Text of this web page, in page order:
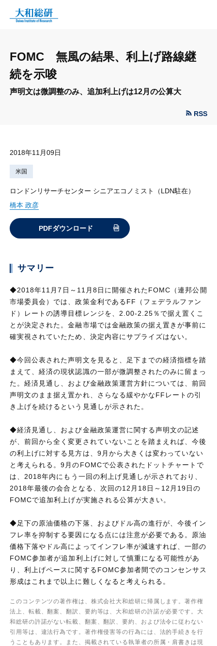
FOMC 無風の結果、利上げ路線継
続を示唆
声明文は微調整のみ、追加利上げは12月の公算大
RSS
2018年11月09日
米国
ロンドンリサーチセンター シニアエコノミスト（LDN駐在）
橋本 政彦
PDFダウンロード
サマリー
◆2018年11月7日～11月8日に開催されたFOMC（連邦公開
市場委員会）では、政策金利であるFF（フェデラルファン
ド）レートの誘導目標レンジを、2.00-2.25％で据え置くこ
とが決定された。金融市場では金融政策の据え置きが事前に
確実視されていたため、決定内容にサプライズはない。
◆今回公表された声明文を見ると、足下までの経済指標を踏
まえて、経済の現状認識の一部が微調整されたのみに留まっ
た。経済見通し、および金融政策運営方針については、前回
声明文のまま据え置かれ、さらなる緩やかなFFレートの引
き上げを続けるという見通しが示された。
◆経済見通し、および金融政策運営に関する声明文の記述
が、前回から全く変更されていないことを踏まえれば、今後
の利上げに対する見方は、9月から大きくは変わっていない
と考えられる。9月のFOMCで公表されたドットチャートで
は、2018年内にもう一回の利上げ見通しが示されており、
2018年最後の会合となる、次回の12月18日～12月19日の
FOMCで追加利上げが実施される公算が大きい。
◆足下の原油価格の下落、およびドル高の進行が、今後イン
フレ率を抑制する要因になる点には注意が必要である。原油
価格下落やドル高によってインフレ率が減速すれば、一部の
FOMC参加者が追加利上げに対して慎重になる可能性があ
り、利上げペースに関するFOMC参加者間でのコンセンサス
形成はこれまで以上に難しくなると考えられる。
このコンテンツの著作権は、株式会社大和総研に帰属します。著作権
法上、転載、翻案、翻訳、要約等は、大和総研の許諾が必要です。大
和総研の許諾がない転載、翻案、翻訳、要約、および法令に従わない
引用等は、違法行為です。著作権侵害等の行為には、法的手続きを行
うこともあります。また、掲載されている執筆者の所属・肩書きは現